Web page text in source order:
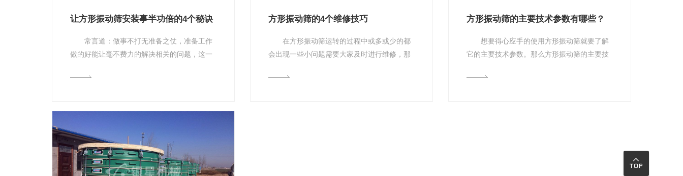
让方形振动筛安装事半功倍的4个秘诀
常言道：做事不打无准备之仗，准备工作
做的好能让毫不费力的解决相关的问题，这一
方...
方形振动筛的4个维修技巧
在方形振动筛运转的过程中或多或少的都
会出现一些小问题需要大家及时进行维修，那
产...
方形振动筛的主要技术参数有哪些？
想要得心应手的使用方形振动筛就要了解
它的主要技术参数。那么方形振动筛的主要技
呢？...